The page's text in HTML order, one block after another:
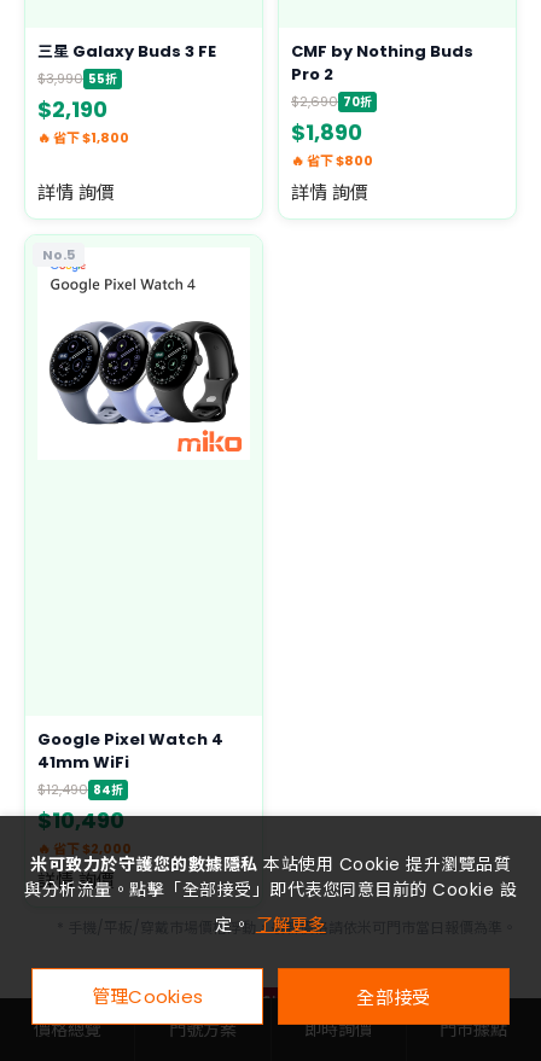
三星 Galaxy Buds 3 FE
$3,990 55折
$2,190
🔥 省下 $1,800
詳情 詢價
CMF by Nothing Buds
Pro 2
$2,690 70折
$1,890
🔥 省下 $800
詳情 詢價
No.5
Google Pixel Watch 4
41mm WiFi
$12,490 84折
$10,490
🔥 省下 $2,000
詳情 詢價
* 手機/平板/穿戴市場價格浮動，最新價格請依米可門市當日報價為準。
質感加碼
送媽媽的質感生活｜米可嚴選小家電
價格總覽 門號方案 即時詢價 門市據點
米可致力於守護您的數據隱私 本站使用 Cookie 提升瀏覽品質
與分析流量。點擊「全部接受」即代表您同意目前的 Cookie 設
定。 了解更多
管理Cookies 全部接受